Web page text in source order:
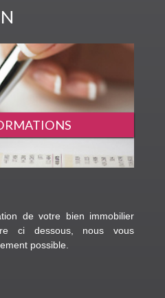
de votre bien immobilier
ci dessous, nous vous
possible.